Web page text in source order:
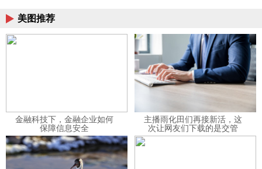
美图推荐
金融科技下，金融企业如何
保障信息安全
主播雨化田们再接新活，这
次让网友们下载的是交管
12123APP